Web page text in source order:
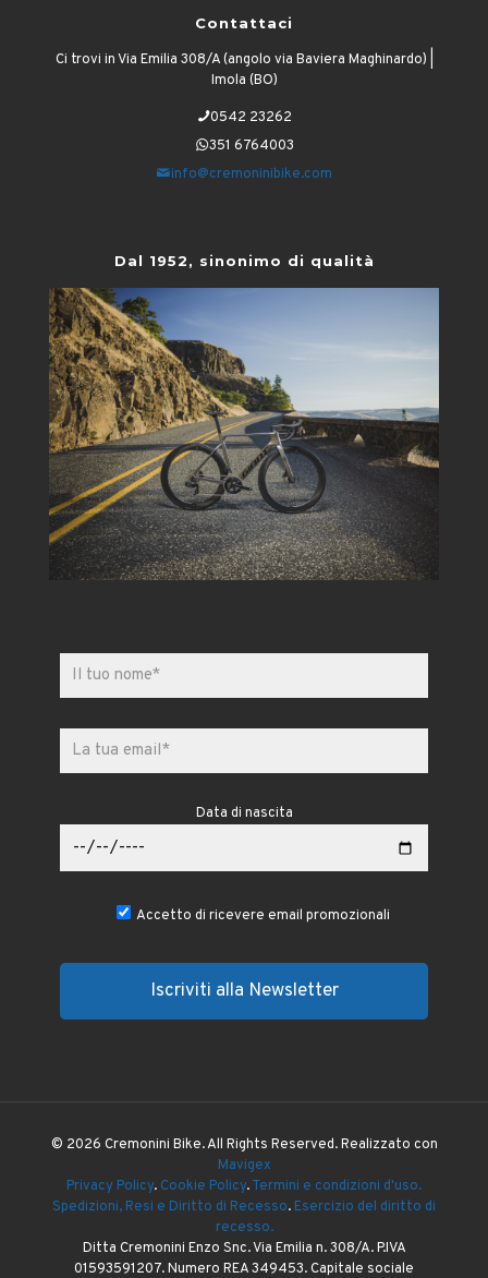
Contattaci
Ci trovi in Via Emilia 308/A (angolo via Baviera Maghinardo) |
Imola (BO)
0542 23262
351 6764003
info@cremoninibike.com
Dal 1952, sinonimo di qualità
Data di nascita
Accetto di ricevere email promozionali
© 2026 Cremonini Bike. All Rights Reserved. Realizzato con
Mavigex
Privacy Policy. Cookie Policy.Termini e condizioni d'uso.
Spedizioni, Resi e Diritto di Recesso. Esercizio del diritto di
recesso.
Ditta Cremonini Enzo Snc. Via Emilia n. 308/A. P.IVA
01593591207. Numero REA 349453. Capitale sociale